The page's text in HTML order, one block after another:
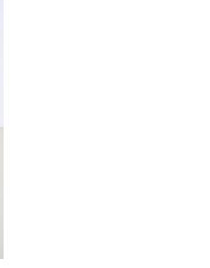
boste prebrali, katera globina